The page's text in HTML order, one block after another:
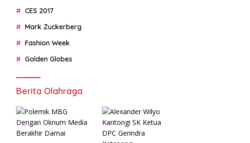
CES 2017
Mark Zuckerberg
Fashion Week
Golden Globes
Berita Olahraga